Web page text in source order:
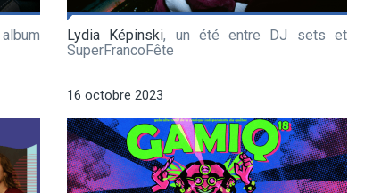
Lydia Képinski, un été entre DJ sets et
SuperFrancoFête
16 octobre 2023